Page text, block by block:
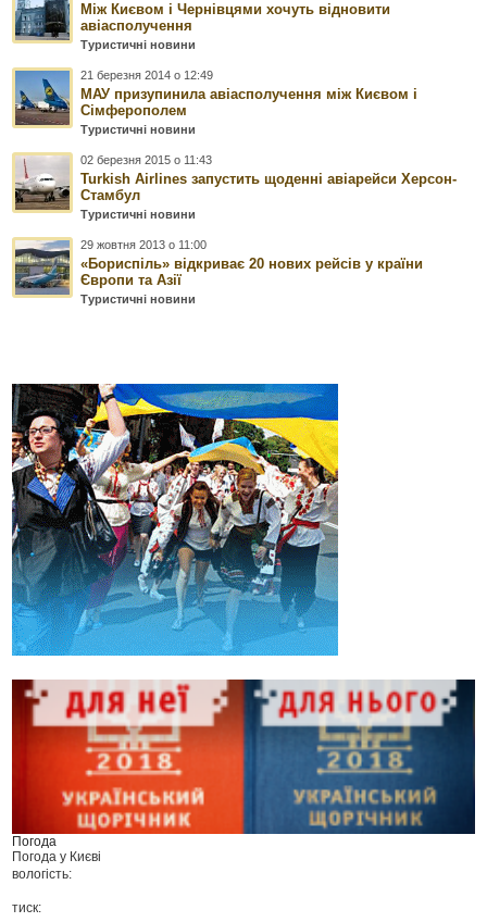
Між Києвом і Чернівцями хочуть відновити
авіасполучення
Туристичні новини
21 березня 2014 о 12:49
МАУ призупинила авіасполучення між Києвом і
Сімферополем
Туристичні новини
02 березня 2015 о 11:43
Turkish Airlines запустить щоденні авіарейси Херсон-
Стамбул
Туристичні новини
29 жовтня 2013 о 11:00
«Бориспіль» відкриває 20 нових рейсів у країни
Європи та Азії
Туристичні новини
Погода
Погода у Києві
вологість:
тиск: